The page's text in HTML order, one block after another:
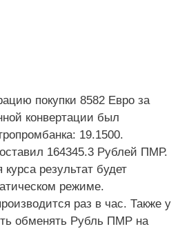
покупки 8582 Евро за
конвертации был
19.1500.
164345.3 Рублей ПМР.
результат будет
режиме.
раз в час. Также у
обменять Рубль ПМР на